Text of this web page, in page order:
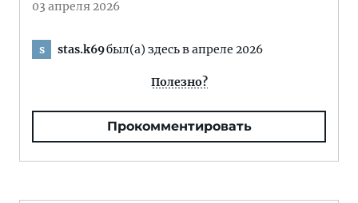
03 апреля 2026
s stas.k69был(а) здесь в апреле 2026
Полезно?
Прокомментировать